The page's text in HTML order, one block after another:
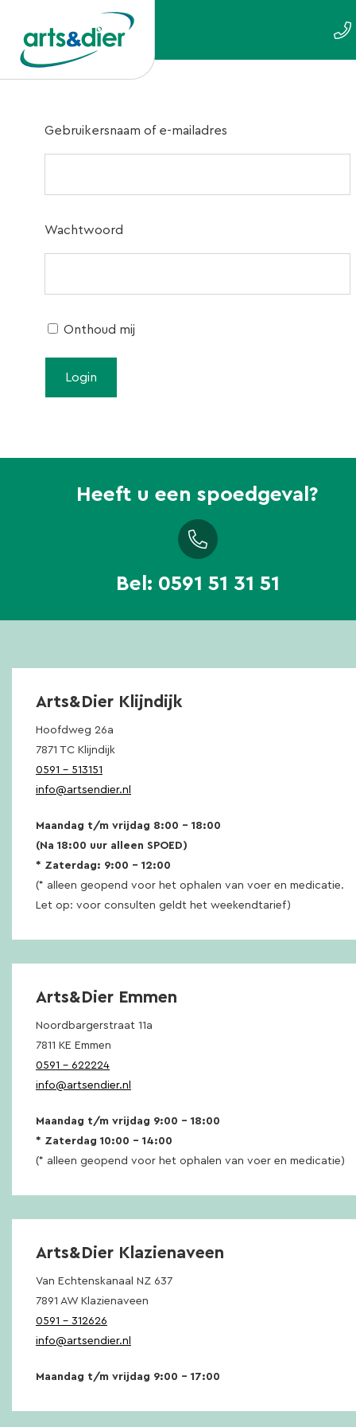
Gebruikersnaam of e-mailadres
Wachtwoord
Onthoud mij
Heeft u een spoedgeval?
Bel: 0591 51 31 51
Arts&Dier Klijndijk
Hoofdweg 26a
7871 TC Klijndijk
0591 – 513151
info@artsendier.nl
Maandag t/m vrijdag 8:00 – 18:00
(Na 18:00 uur alleen SPOED)
* Zaterdag: 9:00 – 12:00
(* alleen geopend voor het ophalen van voer en medicatie.
Let op: voor consulten geldt het weekendtarief)
Arts&Dier Emmen
Noordbargerstraat 11a
7811 KE Emmen
0591 – 622224
info@artsendier.nl
Maandag t/m vrijdag 9:00 – 18:00
* Zaterdag 10:00 – 14:00
(* alleen geopend voor het ophalen van voer en medicatie)
Arts&Dier Klazienaveen
Van Echtenskanaal NZ 637
7891 AW Klazienaveen
0591 – 312626
info@artsendier.nl
Maandag t/m vrijdag 9:00 – 17:00